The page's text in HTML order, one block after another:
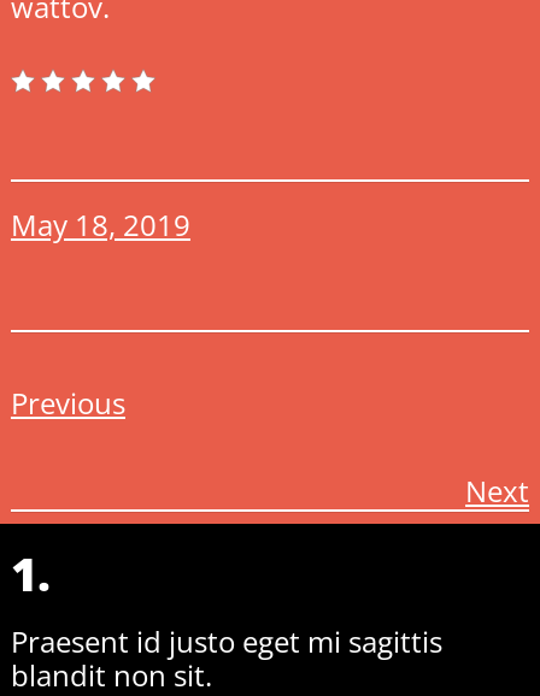
May 18, 2019
Previous
Next
1.
Praesent id justo eget mi sagittis
blandit non sit.